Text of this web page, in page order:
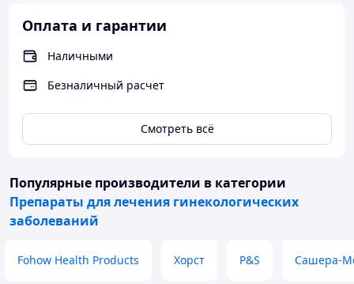
Оплата и гарантии
Наличными
Безналичный расчет
Смотреть всё
Популярные производители в категории
Препараты для лечения гинекологических
заболеваний
Fohow Health Products Хорст P&S Сашера-